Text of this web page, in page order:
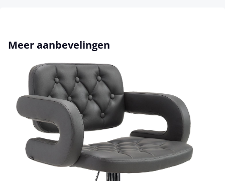
Productgalerij overslaan
Meer aanbevelingen